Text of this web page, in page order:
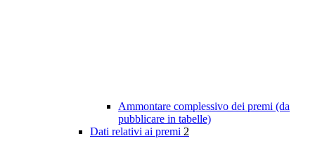
Ammontare complessivo dei premi (da
pubblicare in tabelle)
Dati relativi ai premi 2